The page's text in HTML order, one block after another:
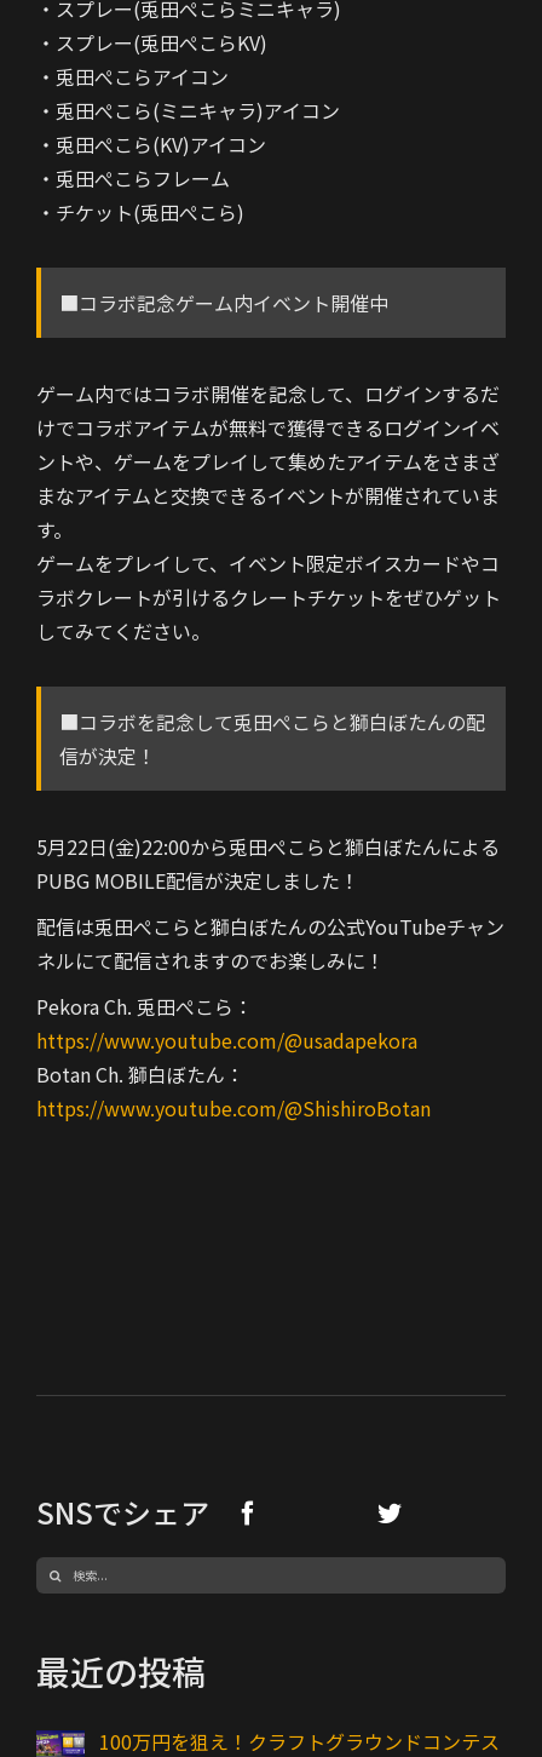
・スプレー(兎田ぺこらミニキャラ)
・スプレー(兎田ぺこらKV)
・兎田ぺこらアイコン
・兎田ぺこら(ミニキャラ)アイコン
・兎田ぺこら(KV)アイコン
・兎田ぺこらフレーム
・チケット(兎田ぺこら)
■コラボ記念ゲーム内イベント開催中
ゲーム内ではコラボ開催を記念して、ログインするだ
けでコラボアイテムが無料で獲得できるログインイベ
ントや、ゲームをプレイして集めたアイテムをさまざ
まなアイテムと交換できるイベントが開催されていま
す。
ゲームをプレイして、イベント限定ボイスカードやコ
ラボクレートが引けるクレートチケットをぜひゲット
してみてください。
■コラボを記念して兎田ぺこらと獅白ぼたんの配
信が決定！
5月22日(金)22:00から兎田ぺこらと獅白ぼたんによる
PUBG MOBILE配信が決定しました！
配信は兎田ぺこらと獅白ぼたんの公式YouTubeチャン
ネルにて配信されますのでお楽しみに！
Pekora Ch. 兎田ぺこら：
https://www.youtube.com/@usadapekora
Botan Ch. 獅白ぼたん：
https://www.youtube.com/@ShishiroBotan
SNSでシェア
検
最近の投稿
100万円を狙え！クラフトグラウンドコンテス